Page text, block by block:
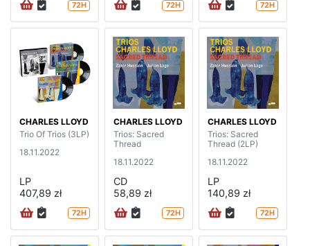
72H 72H 72H
CHARLES LLOYD
Trio Of Trios (3LP)
18.11.2022
LP
407,89 zł
72H
CHARLES LLOYD
Trios: Sacred
Thread
18.11.2022
CD
58,89 zł
72H
CHARLES LLOYD
Trios: Sacred
Thread (2LP)
18.11.2022
LP
140,89 zł
72H